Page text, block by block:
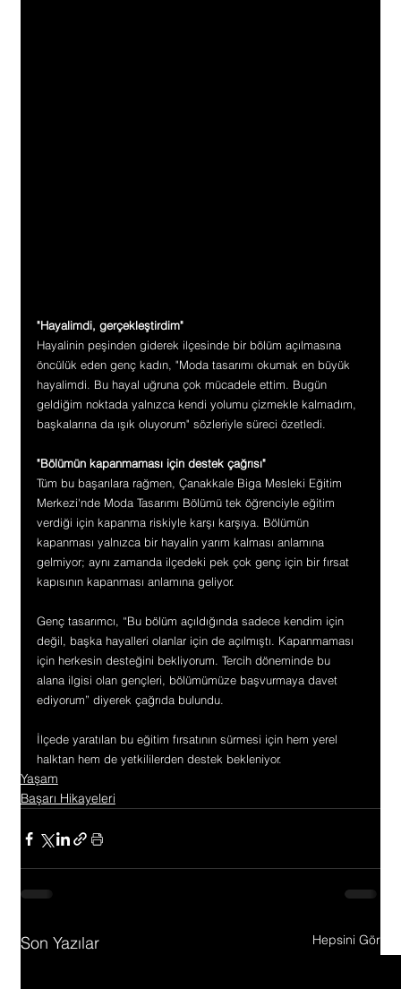
"Hayalimdi, gerçekleştirdim"
Hayalinin peşinden giderek ilçesinde bir bölüm açılmasına
öncülük eden genç kadın, "Moda tasarımı okumak en büyük
hayalimdi. Bu hayal uğruna çok mücadele ettim. Bugün
geldiğim noktada yalnızca kendi yolumu çizmekle kalmadım,
başkalarına da ışık oluyorum" sözleriyle süreci özetledi.
"Bölümün kapanmaması için destek çağrısı"
Tüm bu başarılara rağmen, Çanakkale Biga Mesleki Eğitim
Merkezi'nde Moda Tasarımı Bölümü tek öğrenciyle eğitim
verdiği için kapanma riskiyle karşı karşıya. Bölümün
kapanması yalnızca bir hayalin yarım kalması anlamına
gelmiyor; aynı zamanda ilçedeki pek çok genç için bir fırsat
kapısının kapanması anlamına geliyor.
Genç tasarımcı, “Bu bölüm açıldığında sadece kendim için
değil, başka hayalleri olanlar için de açılmıştı. Kapanmaması
için herkesin desteğini bekliyorum. Tercih döneminde bu
alana ilgisi olan gençleri, bölümümüze başvurmaya davet
ediyorum” diyerek çağrıda bulundu.
İlçede yaratılan bu eğitim fırsatının sürmesi için hem yerel
halktan hem de yetkililerden destek bekleniyor.
Yaşam
Başarı Hikayeleri
Son Yazılar Hepsini Gör